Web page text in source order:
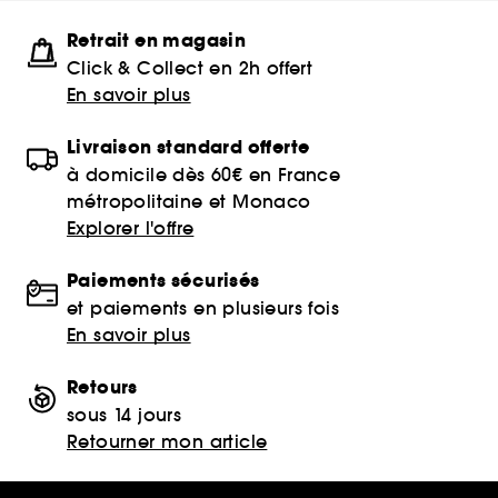
Retrait en magasin
Click & Collect en 2h offert
En savoir plus
Livraison standard offerte
à domicile dès 60€ en France
métropolitaine et Monaco
Explorer l'offre
Paiements sécurisés
et paiements en plusieurs fois
En savoir plus
Retours
sous 14 jours
Retourner mon article